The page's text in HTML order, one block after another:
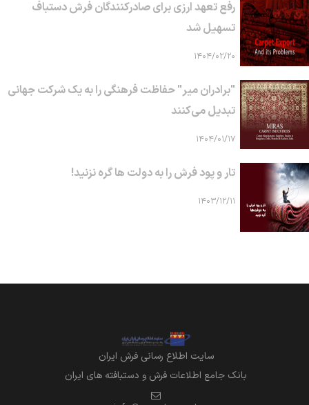
رفع تعهد ارزی برای صادرکنندگان فرش دستباف
تسهیل شد
۱۴۰۴/۰۲/۲۰
"برادران میر" حفاظت فرهنگی را به یک شرکت جهانی
تبدیل می‌کنند
۱۴۰۴/۰۱/۱۷
تار و پود فرش را به دولت ها گره نزنید!
۱۴۰۳/۱۲/۱۱
سايت اطلاع رساني فرش ايران
بانک جامع اطلاعات فرش و دستبافته های ایران